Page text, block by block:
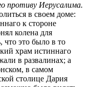
противу Иерусалима.
в своем доме:
к стороне
колена для
это было в то
храм истиннаго
в развалинах; а
в самом
столице Дария